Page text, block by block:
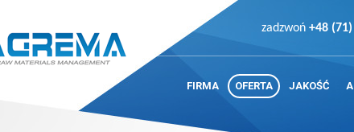
zadzwoń +48
FIRMA OFERTA JAKOŚĆ